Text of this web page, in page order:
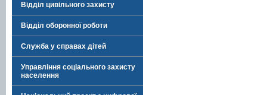
Відділ цивільного захисту
Відділ оборонної роботи
Служба у справах дітей
Управління соціального захисту
населення